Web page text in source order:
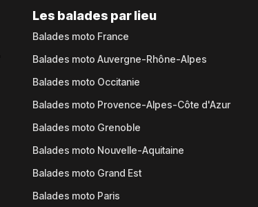
Les balades par lieu
Balades moto France
Balades moto Auvergne-Rhône-Alpes
Balades moto Occitanie
Balades moto Provence-Alpes-Côte d'Azur
Balades moto Grenoble
Balades moto Nouvelle-Aquitaine
Balades moto Grand Est
Balades moto Paris